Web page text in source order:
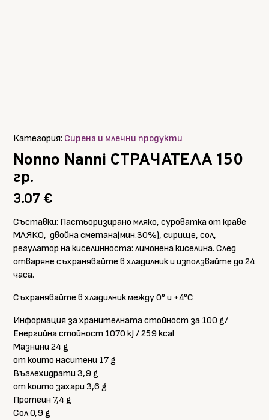
Категория: Сирена и млечни продукти
Nonno Nanni СТРАЧАТЕЛА 150
гр.
3.07€
Съставки: Пастьоризирано мляко, суроватка от краве
МЛЯКО, двойна сметана(мин.30%), сирище, сол,
регулатор на киселинноста: лимонена киселина. След
отваряне съхранявайте в хладилник и използвайте до 24
часа.
Съхранявайте в хладилник между 0° и +4°C
Информация за хранителната стойност за 100 g/
Енергийна стойност 1070 kJ / 259 kcal
Мазнини 24 g
от които наситени 17 g
Въглехидрати 3,9 g
от които захари 3,6 g
Протеин 7,4 g
Сол 0,9 g